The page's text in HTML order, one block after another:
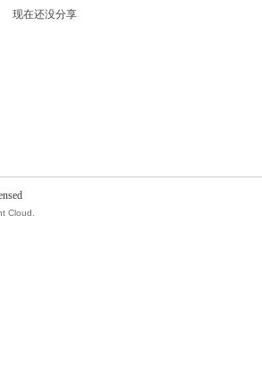
现在还没分享
Cloud.